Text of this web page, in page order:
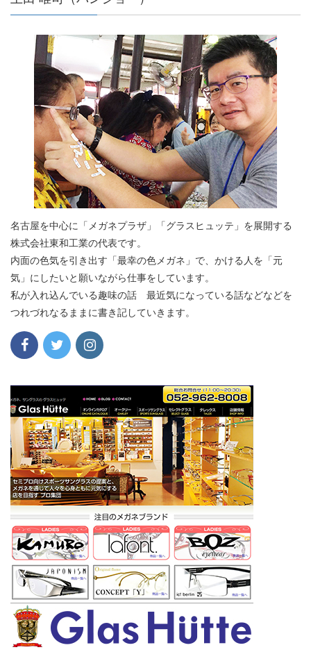
名古屋を中心に「メガネプラザ」「グラスヒュッテ」を展開する
株式会社東和工業の代表です。
内面の色気を引き出す「最幸の色メガネ」で、かける人を「元
気」にしたいと願いながら仕事をしています。
私が入れ込んでいる趣味の話 最近気になっている話などなどを
つれづれなるままに書き記していきます。